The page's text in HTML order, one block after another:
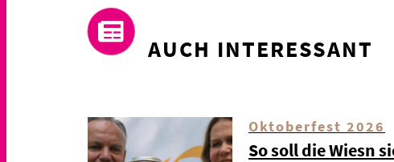
AUCH INTERESSANT
Oktoberfest 2026
So soll die Wiesn